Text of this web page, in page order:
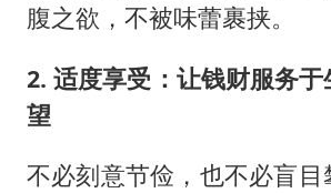
腹之欲，不被味蕾裹挟。
2. 适度享受：让钱财服务
望
不必刻意节俭，也不必盲